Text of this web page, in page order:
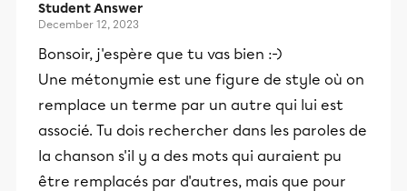
Student Answer
December 12, 2023
Bonsoir, j'espère que tu vas bien :-)
Une métonymie est une figure de style où on
remplace un terme par un autre qui lui est
associé. Tu dois rechercher dans les paroles de
la chanson s'il y a des mots qui auraient pu
être remplacés par d'autres, mais que pour